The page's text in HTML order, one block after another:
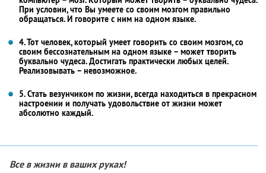
При условии, что Вы умеете со своим мозгом правильно
обращаться. И говорите с ним на одном языке.
4. Тот человек, который умеет говорить со своим мозгом, со
своим бессознательным на одном языке – может творить
буквально чудеса. Достигать практически любых целей.
Реализовывать – невозможное.
5. Стать везунчиком по жизни, всегда находиться в прекрасном
настроении и получать удовольствие от жизни может
абсолютно каждый.
Все в жизни в ваших руках!